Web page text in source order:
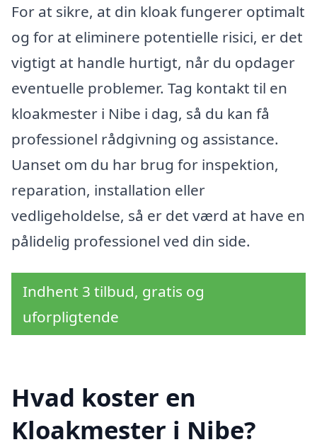
For at sikre, at din kloak fungerer optimalt
og for at eliminere potentielle risici, er det
vigtigt at handle hurtigt, når du opdager
eventuelle problemer. Tag kontakt til en
kloakmester i Nibe i dag, så du kan få
professionel rådgivning og assistance.
Uanset om du har brug for inspektion,
reparation, installation eller
vedligeholdelse, så er det værd at have en
pålidelig professionel ved din side.
Indhent 3 tilbud, gratis og
uforpligtende
Hvad koster en
Kloakmester i Nibe?